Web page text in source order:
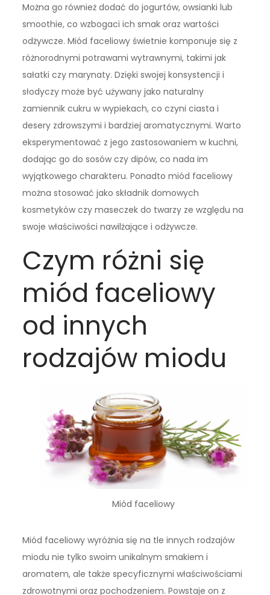
Można go również dodać do jogurtów, owsianki lub
smoothie, co wzbogaci ich smak oraz wartości
odżywcze. Miód faceliowy świetnie komponuje się z
różnorodnymi potrawami wytrawnymi, takimi jak
sałatki czy marynaty. Dzięki swojej konsystencji i
słodyczy może być używany jako naturalny
zamiennik cukru w wypiekach, co czyni ciasta i
desery zdrowszymi i bardziej aromatycznymi. Warto
eksperymentować z jego zastosowaniem w kuchni,
dodając go do sosów czy dipów, co nada im
wyjątkowego charakteru. Ponadto miód faceliowy
można stosować jako składnik domowych
kosmetyków czy maseczek do twarzy ze względu na
swoje właściwości nawilżające i odżywcze.
Czym różni się
miód faceliowy
od innych
rodzajów miodu
Miód faceliowy
Miód faceliowy wyróżnia się na tle innych rodzajów
miodu nie tylko swoim unikalnym smakiem i
aromatem, ale także specyficznymi właściwościami
zdrowotnymi oraz pochodzeniem. Powstaje on z